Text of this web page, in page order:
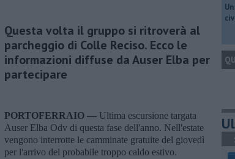
Questa volta il gruppo si ritroverà al
parcheggio di Colle Reciso. Ecco le
informazioni diffuse da Auser Elba per
partecipare
PORTOFERRAIO — Ultima escursione targata
Auser Elba Odv di questa fase dell'anno. Nell'estate
vengono interrotte le camminate gratuite del giovedì
per l'arrivo del probabile troppo caldo estivo.